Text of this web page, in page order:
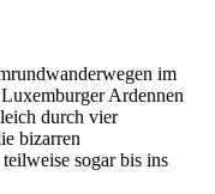
im
Ardennen
durch vier
bizarren
sogar bis ins